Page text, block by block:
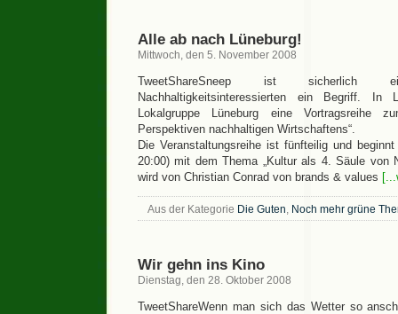
Alle ab nach Lüneburg!
Mittwoch, den 5. November 2008
TweetShareSneep ist sicherlich
Nachhaltigkeitsinteressierten ein Begriff. In
Lokalgruppe Lüneburg eine Vortragsreihe
Perspektiven nachhaltigen Wirtschaftens“.
Die Veranstaltungsreihe ist fünfteilig und
20:00) mit dem Thema „Kultur als 4. Säule von
wird von Christian Conrad von brands & values
Aus der Kategorie Die Guten, Noch mehr grüne
Wir gehn ins Kino
Dienstag, den 28. Oktober 2008
TweetShareWenn man sich das Wetter so